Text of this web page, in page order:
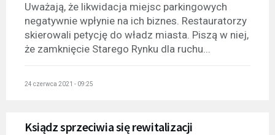
Uważają, że likwidacja miejsc parkingowych
negatywnie wpłynie na ich biznes. Restauratorzy
skierowali petycję do władz miasta. Piszą w niej,
że zamknięcie Starego Rynku dla ruchu...
24 czerwca 2021 - 09:25
Ksiądz sprzeciwia się rewitalizacji